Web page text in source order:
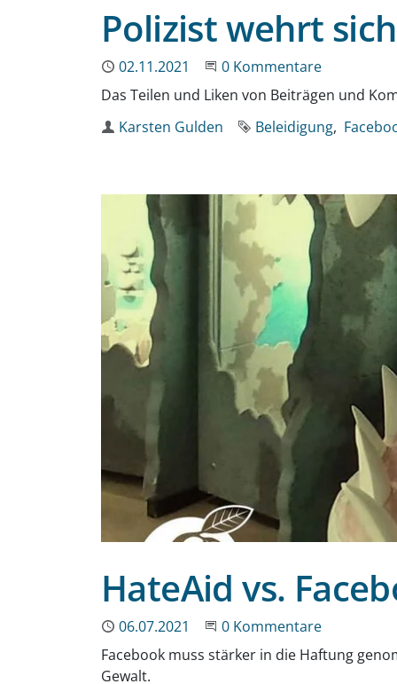
Polizist wehrt
Publiziert
02.11.2021 Beginne eine Unterhaltung
0 Kommentare
Das Teilen und Liken von Beiträgen und
Autor
Karsten Gulden Schlagworte
Beleidigung
HateAid vs.
Publiziert
06.07.2021 Beginne eine Unterhaltung
0 Kommentare
Facebook muss stärker in die Haftung
Gewalt.